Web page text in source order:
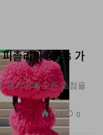
직임에 모든 초점을
1.1K